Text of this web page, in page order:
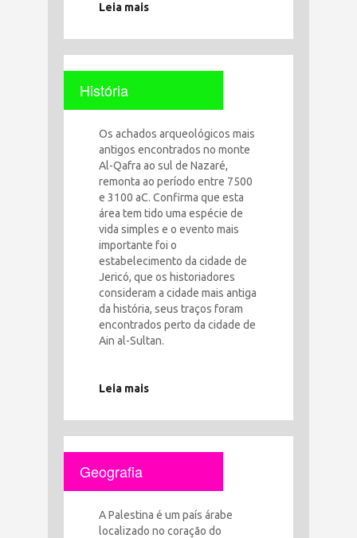
Leia mais
História
Os achados arqueológicos mais
antigos encontrados no monte
Al-Qafra ao sul de Nazaré,
remonta ao período entre 7500
e 3100 aC. Confirma que esta
área tem tido uma espécie de
vida simples e o evento mais
importante foi o
estabelecimento da cidade de
Jericó, que os historiadores
consideram a cidade mais antiga
da história, seus traços foram
encontrados perto da cidade de
Ain al-Sultan.
Leia mais
Geografia
A Palestina é um país árabe
localizado no coração do